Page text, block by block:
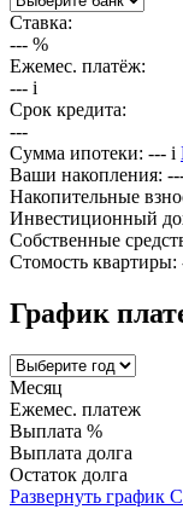
Ставка:
--- %
Ежемес. платёж:
--- i
Срок кредита:
---
Сумма ипотеки: --- i
Ваши накопления:
Накопительные
Инвестиционный
Собственные
Стомость квартиры:
График
Месяц
Ежемес. платеж
Выплата %
Выплата долга
Остаток долга
Развернуть график